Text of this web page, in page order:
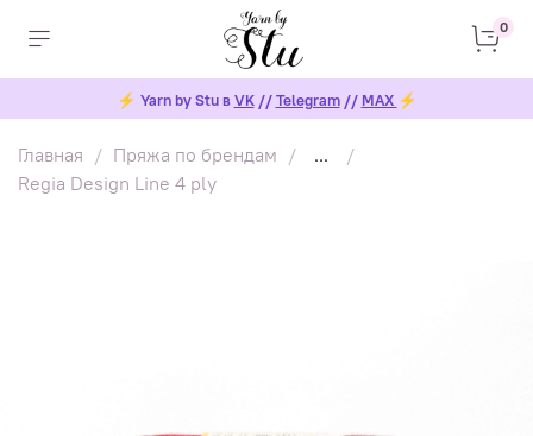
0
⚡ Yarn by Stu вVK//Telegram// MAX ⚡
Главная Пряжа по брендам
...
Regia Design Line 4 ply